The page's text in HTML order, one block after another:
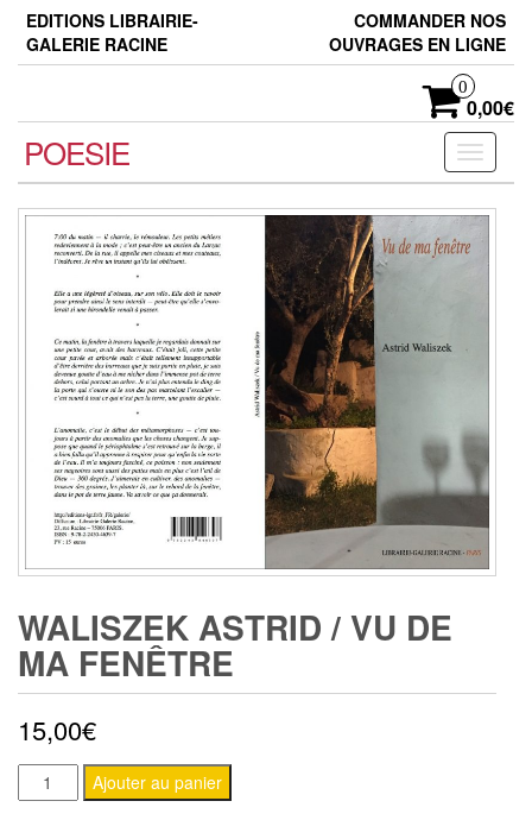
Skip
the
EDITIONS LIBRAIRIE-
GALERIE RACINE
COMMANDER NOS
OUVRAGES EN LIGNE
0
0,00€
Toggle
POESIE
WALISZEK ASTRID / VU DE
MA FENÊTRE
15,00€
quantité
de
Ajouter au panier